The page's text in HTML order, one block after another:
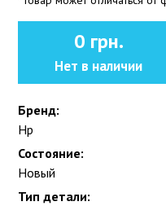
0 грн.
Нет в наличии
Бренд:
Hp
Состояние:
Новый
Тип детали: